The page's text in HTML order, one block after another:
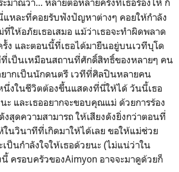
แหละที่คอยรับฟังปัญหาต่างๆ คอยให้กำลัง
ให้อภัยเธอเสมอ แม้ว่าเธอจะทำผิดพลาด
รั้ง และตอนนี้ที่เธอได้มายืนอยู่บนเวทีบุโด
เป็นเหมือนสถานที่ศักดิ์สิทธิ์ของหลายๆ คน
ากเป็นนักดนตรี เวทีที่ศิลปินหลายคน
นึ่งในชีวิตต้องขึ้นแสดงที่นี่ให้ได้ วันนี้เธอ
ะ และเธออยากจะขอบคุณแม่ ด้วยการร้อง
งสุดความสามารถ ให้เสียงดังยิ่งกว่าตอนที่
ในวินาทีที่เกิดมาให้ได้เลย ขอให้แม่ช่วย
เป็นกำลังใจให้เธอด้วยนะ (ไม่แน่ว่าใน
ครอบครัวของAimyon อาจจะมาดูด้วยก็